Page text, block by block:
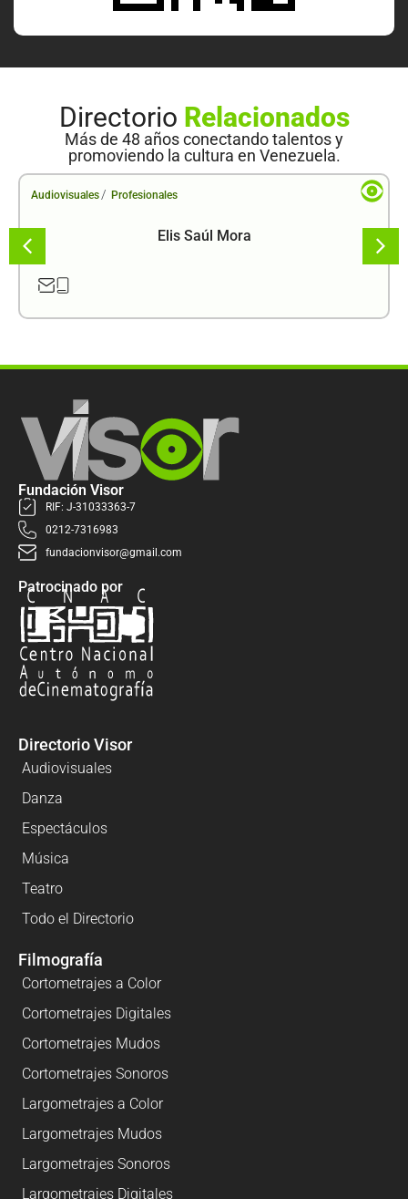
Directorio Relacionados
Más de 48 años conectando talentos y
promoviendo la cultura en Venezuela.
Audiovisuales / Profesionales
Elis Saúl Mora
Fundación Visor
RIF: J-31033363-7
0212-7316983
fundacionvisor@gmail.com
Patrocinado por
Directorio Visor
Audiovisuales
Danza
Espectáculos
Música
Teatro
Todo el Directorio
Filmografía
Cortometrajes a Color
Cortometrajes Digitales
Cortometrajes Mudos
Cortometrajes Sonoros
Largometrajes a Color
Largometrajes Mudos
Largometrajes Sonoros
Largometrajes Digitales